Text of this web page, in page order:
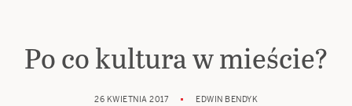
Po co kultura w mieście?
26 KWIETNIA 2017 EDWIN BENDYK